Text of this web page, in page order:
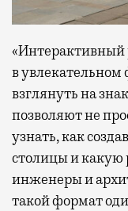
«Интерактивный
в
взглянуть на
позволяют не
узнать, как
столицы и какую
инженеры и
такой формат